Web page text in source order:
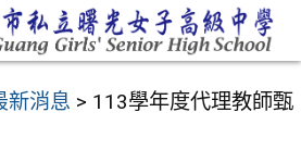
新消息 > 113學年度代理教師甄